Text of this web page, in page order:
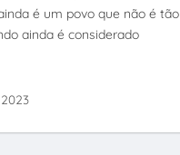
é um povo que não é tão
ainda é considerado